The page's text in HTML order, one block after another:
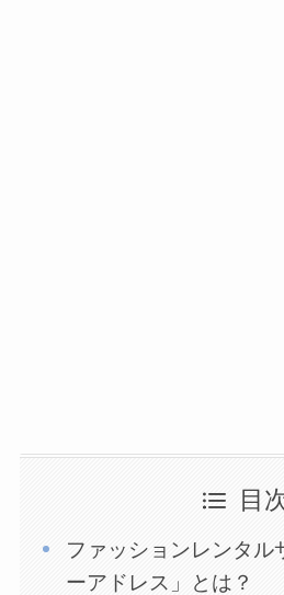
目
ファッションレンタル
ーアドレス」とは？